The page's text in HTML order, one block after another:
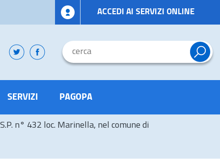
ACCEDI AI SERVIZI ONLINE
SERVIZI PAGOPA
n° 432 loc. Marinella, nel comune di